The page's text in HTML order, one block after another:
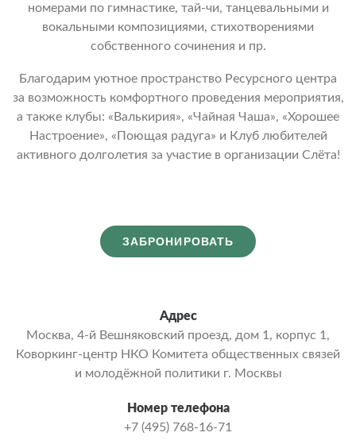
номерами по гимнастике, тай-чи, танцевальными и
вокальными композициями, стихотворениями
собственного сочинения и пр.
Благодарим уютное пространство Ресурсного центра
за возможность комфортного проведения мероприятия,
а также клубы: «Валькирия», «Чайная Чаша», «Хорошее
Настроение», «Поющая радуга» и Клуб любителей
активного долголетия за участие в организации Слёта!
ЗАБРОНИРОВАТЬ
Адрес
Москва, 4-й Вешняковский проезд, дом 1, корпус 1,
Коворкинг-центр НКО Комитета общественных связей
и молодёжной политики г. Москвы
Номер телефона
+7 (495) 768-16-71